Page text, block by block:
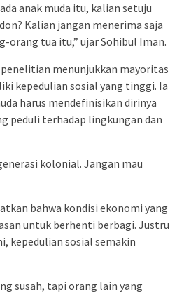
anak muda itu, kalian setuju
Kalian jangan menerima saja
orang tua itu,” ujar Sohibul Iman.
menunjukkan mayoritas
kepedulian sosial yang tinggi. Ia
harus mendefinisikan dirinya
peduli terhadap lingkungan dan
kolonial. Jangan mau
bahwa kondisi ekonomi yang
untuk berhenti berbagi. Justru
kepedulian sosial semakin
susah, tapi orang lain yang